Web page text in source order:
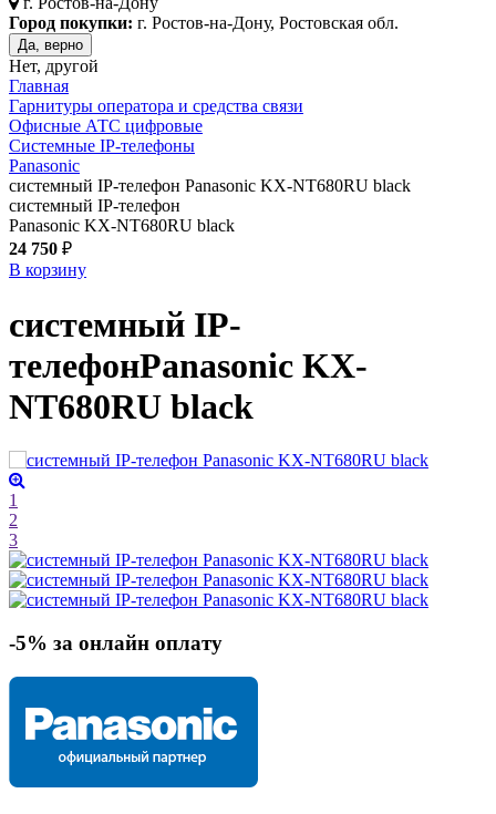
Город покупки: г. Ростов-на-Дону, Ростовская обл.
Да, верно
Нет, другой
Главная
Гарнитуры оператора и средства связи
Офисные АТС цифровые
Системные IP-телефоны
Panasonic
системный IP-телефон Panasonic KX-NT680RU black
системный IP-телефон
Panasonic KX-NT680RU black
24 750 ₽
В корзину
системный IP-
телефонPanasonic KX-
NT680RU black
1
2
3
-5% за онлайн оплату